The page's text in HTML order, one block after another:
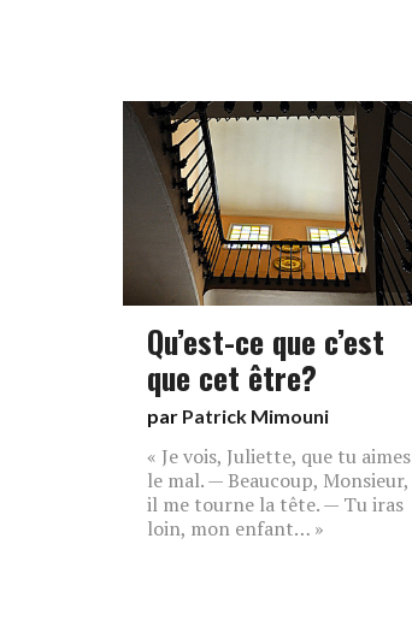
Qu’est-ce que c’est
que cet être?
par Patrick Mimouni
« Je vois, Juliette, que tu aimes
le mal. — Beaucoup, Monsieur,
il me tourne la tête. — Tu iras
loin, mon enfant… »